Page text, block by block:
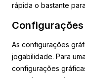
rápida o bastante
As configurações
jogabilidade. Para
configurações